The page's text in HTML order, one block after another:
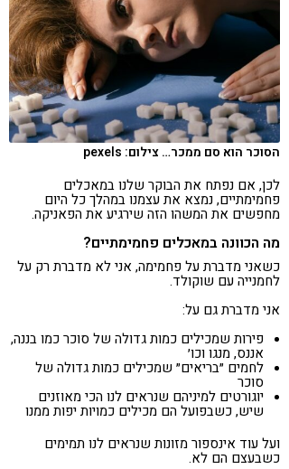
הסוכר הוא סם ממכר… צילום: pexels
לכן, אם נפתח את הבוקר שלנו במאכלים
פחמימתיים, נמצא את עצמנו במהלך כל היום
מחפשים את המשהו הזה שירגיע את הפאניקה.
מה הכוונה במאכלים פחמימתיים?
כשאני מדברת על פחמימה, אני לא מדברת רק על
לחמנייה עם שוקולד.
אני מדברת גם על:
פירות שמכילים כמות גדולה של סוכר כמו בננה,
אננס, מנגו וכו׳
לחמים ״בריאים״ שמכילים כמות גדולה של
סוכר
יוגורטים למיניהם שנראים לנו הכי מאוזנים
שיש, כשבפועל הם מכילים כמויות יפות ממנו
ועל עוד אינספור מזונות שנראים לנו תמימים
כשבעצם הם לא.